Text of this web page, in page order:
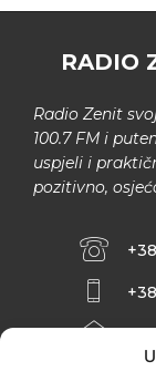
RADIO
Radio Zenit
100.7 FM i
uspjeli i
pozitivno,